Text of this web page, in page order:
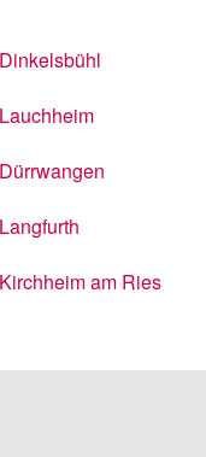
Dinkelsbühl
Lauchheim
Dürrwangen
Langfurth
Kirchheim am Ries